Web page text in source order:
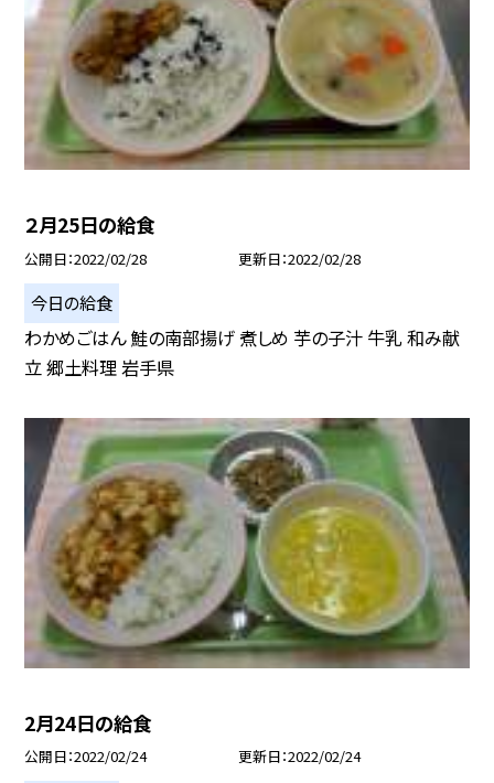
２月25日の給食
公開日 2022/02/28 更新日 2022/02/28
今日の給食
わかめごはん 鮭の南部揚げ 煮しめ 芋の子汁 牛乳 和み献
立 郷土料理 岩手県
2月24日の給食
公開日 2022/02/24 更新日 2022/02/24